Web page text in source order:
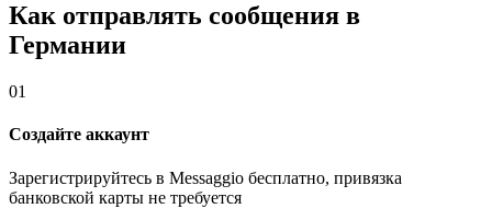
Как отправлять сообщения в
Германии
01
Создайте аккаунт
Зарегистрируйтесь в Messaggio бесплатно, привязка
банковской карты не требуется